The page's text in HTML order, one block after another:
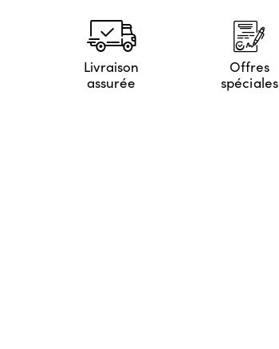
Livraison
assurée
Offres
spéciales